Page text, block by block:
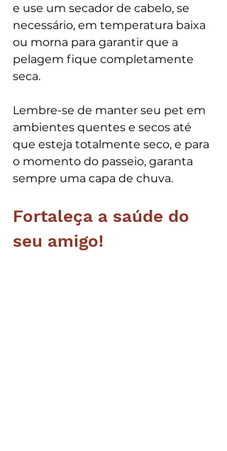
e use um secador de cabelo, se
necessário, em temperatura baixa
ou morna para garantir que a
pelagem fique completamente
seca.
Lembre-se de manter seu pet em
ambientes quentes e secos até
que esteja totalmente seco, e para
o momento do passeio, garanta
sempre uma capa de chuva.
Fortaleça a saúde do
seu amigo!